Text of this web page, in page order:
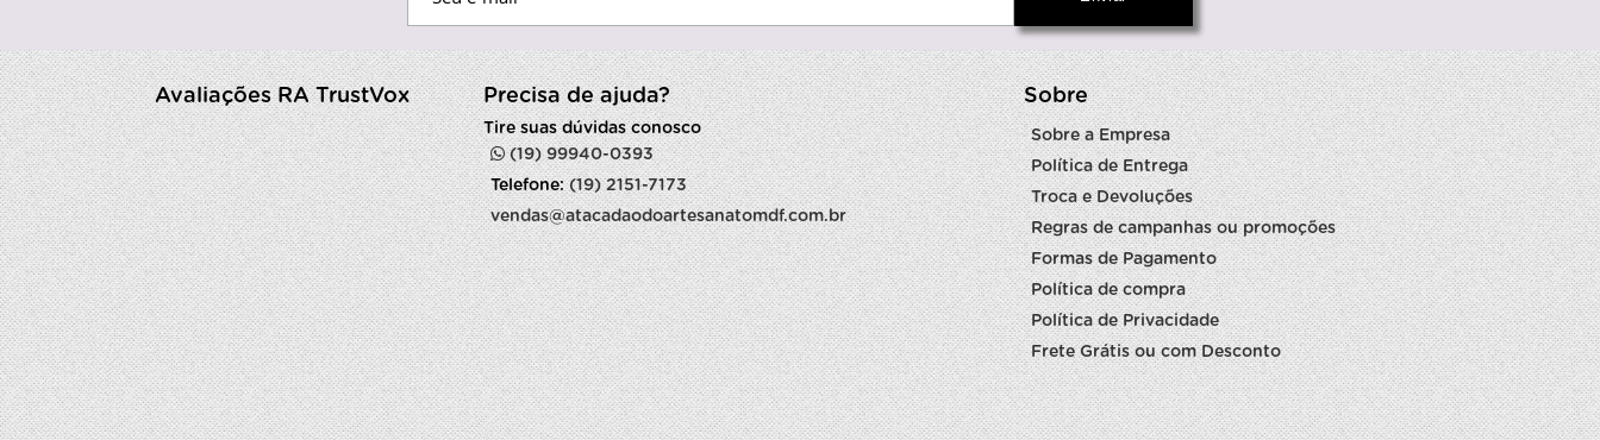
Avaliações RA TrustVox Precisa de ajuda?
Tire suas dúvidas conosco
(19) 99940-0393
Telefone:(19) 2151-7173
vendas@atacadaodoartesanatomdf.com.br
Sobre
Sobre a Empresa
Política de Entrega
Troca e Devoluções
Regras de campanhas ou promoções
Formas de Pagamento
Política de compra
Política de Privacidade
Frete Grátis ou com Desconto